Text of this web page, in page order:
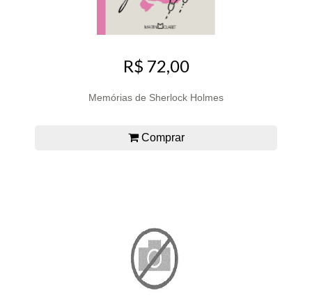
R$ 72,00
Memórias de Sherlock Holmes
Comprar